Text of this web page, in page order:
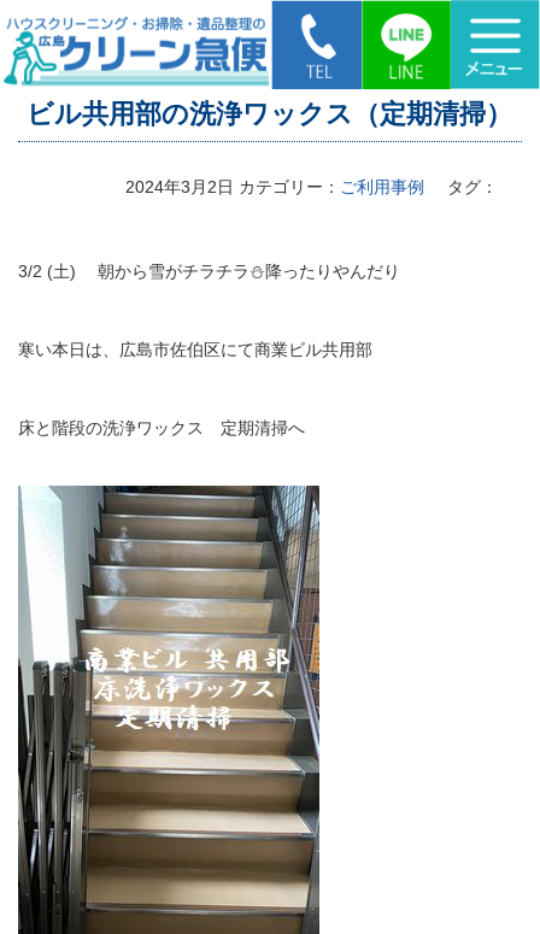
HOME > ビル共用部の洗浄ワックス（定期清掃）
ビル共用部の洗浄ワックス（定期清掃）
2024年3月2日 カテゴリー： ご利用事例 タグ：
3/2 (土) 朝から雪がチラチラ⛄降ったりやんだり
寒い本日は、広島市佐伯区にて商業ビル共用部
床と階段の洗浄ワックス 定期清掃へ